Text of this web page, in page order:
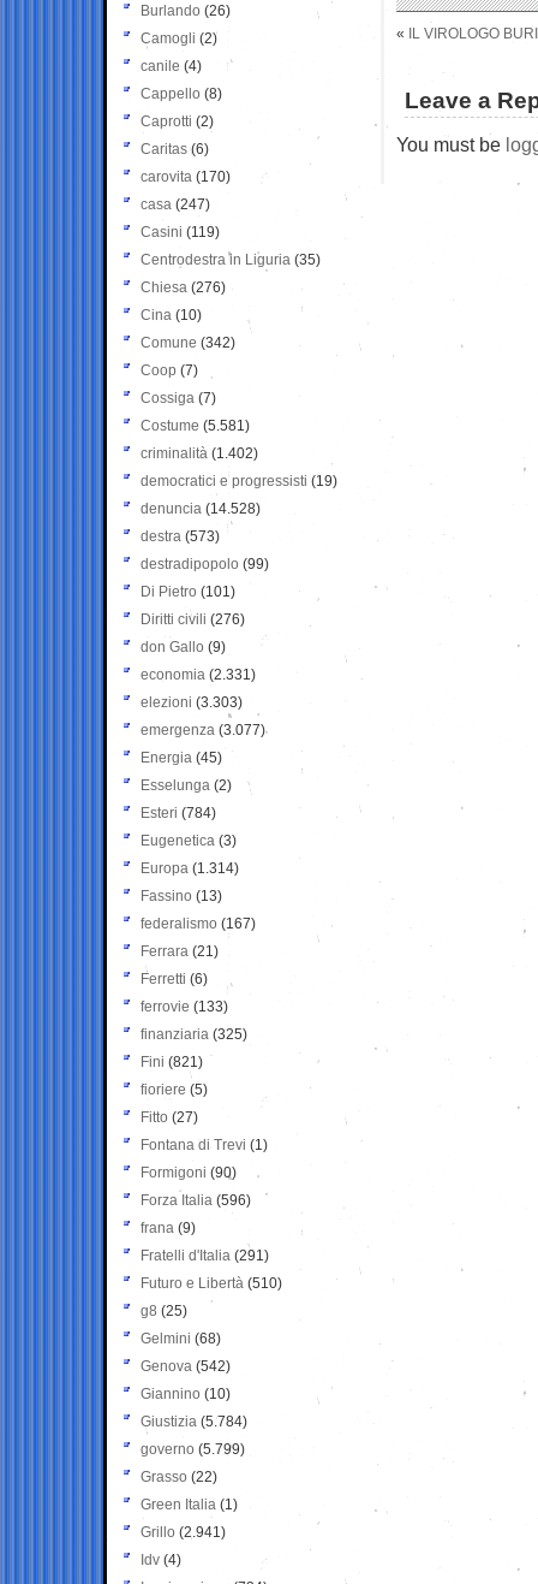
« IL VIROLOGO
Leave a
You must be
Burlando (26)
Camogli (2)
canile (4)
Cappello (8)
Caprotti (2)
Caritas (6)
carovita (170)
casa (247)
Casini (119)
Centrodestra in Liguria (35)
Chiesa (276)
Cina (10)
Comune (342)
Coop (7)
Cossiga (7)
Costume (5.581)
criminalità (1.402)
democratici e progressisti (19)
denuncia (14.528)
destra (573)
destradipopolo (99)
Di Pietro (101)
Diritti civili (276)
don Gallo (9)
economia (2.331)
elezioni (3.303)
emergenza (3.077)
Energia (45)
Esselunga (2)
Esteri (784)
Eugenetica (3)
Europa (1.314)
Fassino (13)
federalismo (167)
Ferrara (21)
Ferretti (6)
ferrovie (133)
finanziaria (325)
Fini (821)
fioriere (5)
Fitto (27)
Fontana di Trevi (1)
Formigoni (90)
Forza Italia (596)
frana (9)
Fratelli d'Italia (291)
Futuro e Libertà (510)
g8 (25)
Gelmini (68)
Genova (542)
Giannino (10)
Giustizia (5.784)
governo (5.799)
Grasso (22)
Green Italia (1)
Grillo (2.941)
Idv (4)